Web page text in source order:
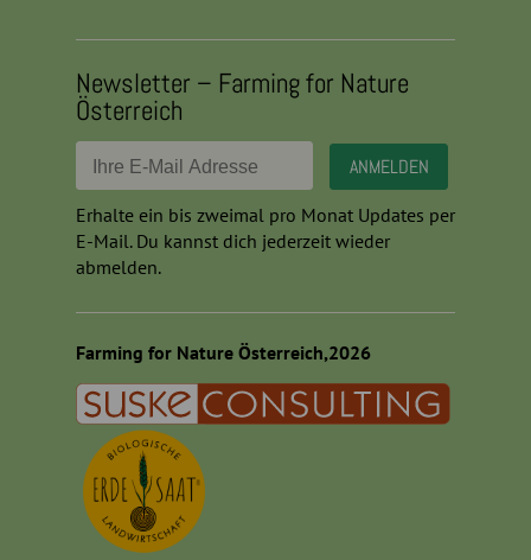
Newsletter – Farming for Nature
Österreich
Erhalte ein bis zweimal pro Monat Updates per
E-Mail. Du kannst dich jederzeit wieder
abmelden.
Farming for Nature Österreich,2026